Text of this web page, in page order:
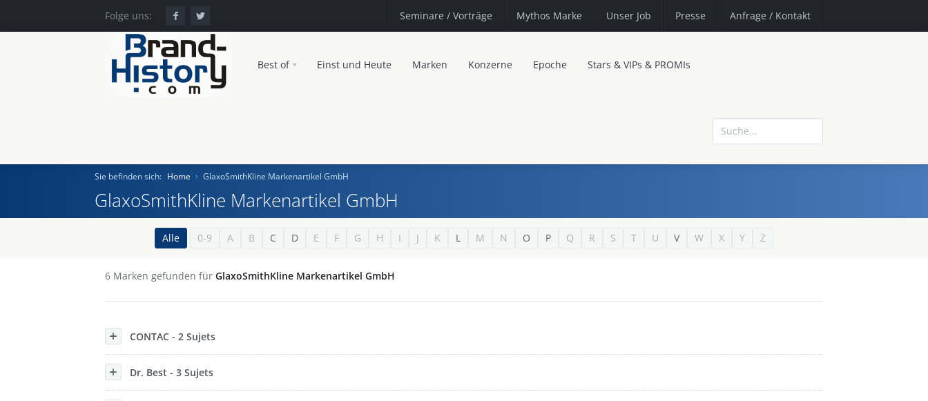
Folge uns: Seminare / Vorträge Mythos Marke Unser Job Presse Anfrage / Kontakt
Best of Einst und Heute Marken Konzerne Epoche Stars & VIPs & PROMIs
Epoche
Sie befinden sich: Home GlaxoSmithKline Markenartikel GmbH
GlaxoSmithKline Markenartikel GmbH
Alle 0-9 A B C D E F G H I J K L M N O P Q R S T U V W X Y Z
6 Marken gefunden für GlaxoSmithKline Markenartikel GmbH
CONTAC - 2 Sujets
Dr. Best - 3 Sujets